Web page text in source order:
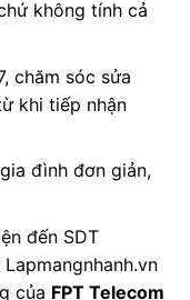
không tính cả
chăm sóc sửa
khi tiếp nhận
đình đơn giản,
đến SDT
của FPT Telecom